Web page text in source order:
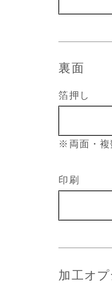
裏面
箔押し
※両面・複
印刷
加工オプ